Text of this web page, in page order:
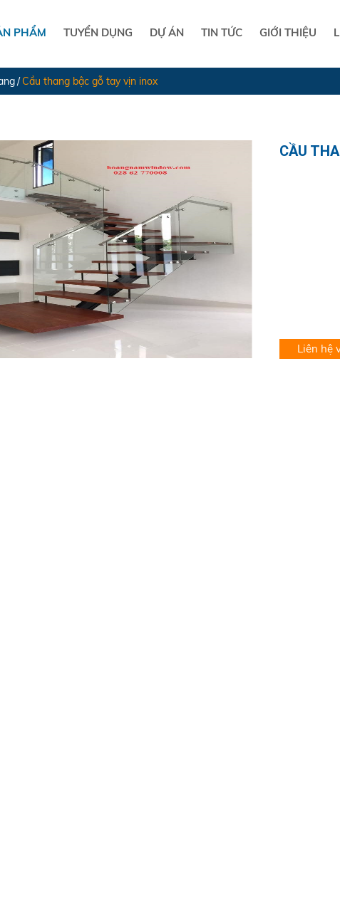
PHẨM TUYỂN DỤNG DỰ ÁN TIN TỨC GIỚI THIỆU
Cầu thang bậc gỗ tay vịn inox
CẦU
Liên hệ